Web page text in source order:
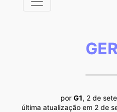
por G1, 2 de
última atualização em 2 de